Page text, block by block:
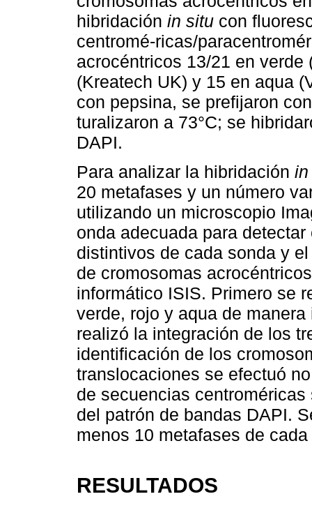
hibridación in situ con
centromé-ricas/
acrocéntricos 13/21 en
(Kreatech UK) y 15 en aqua
con pepsina, se prefijaron
turalizaron a 73°C; se
DAPI.
Para analizar la hibridación
20 metafases y un número
utilizando un microscopio
onda adecuada para
distintivos de cada sonda y
de cromosomas
informático ISIS. Primero se
verde, rojo y aqua de
realizó la integración de los
identificación de los
translocaciones se efectuó
de secuencias
del patrón de bandas DAPI.
menos 10 metafases de
RESULTADOS